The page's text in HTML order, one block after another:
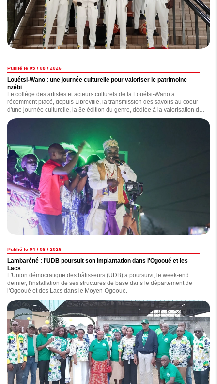
Publié le 05 / 08 / 2026
Louétsi-Wano : une journée culturelle pour valoriser le patrimoine
nzébi
Le collège des artistes et acteurs culturels de la Louétsi-Wano a
récemment placé, depuis Libreville, la transmission des savoirs au coeur
d'une journée culturelle, la 3e édition du genre, dédiée à la valorisation du
patrimoine nzebi.
Publié le 04 / 08 / 2026
Lambaréné : l'UDB poursuit son implantation dans l'Ogooué et les
Lacs
L'Union démocratique des bâtisseurs (UDB) a poursuivi, le week-end
dernier, l'installation de ses structures de base dans le département de
l'Ogooué et des Lacs dans le Moyen-Ogooué.